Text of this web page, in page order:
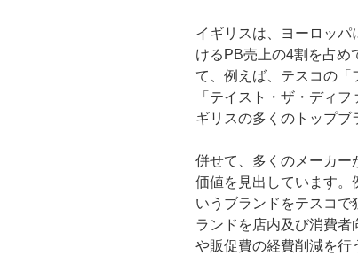
イギリスは、ヨーロッ
けるPB売上の4割を占め
て、例えば、テスコの
「テイスト・ザ・ディ
ギリスの多くのトップブ
併せて、多くのメーカー
価値を見出しています。
いうブランドをテスコ
ランドを店内及び消費
や販促費の経費削減を行